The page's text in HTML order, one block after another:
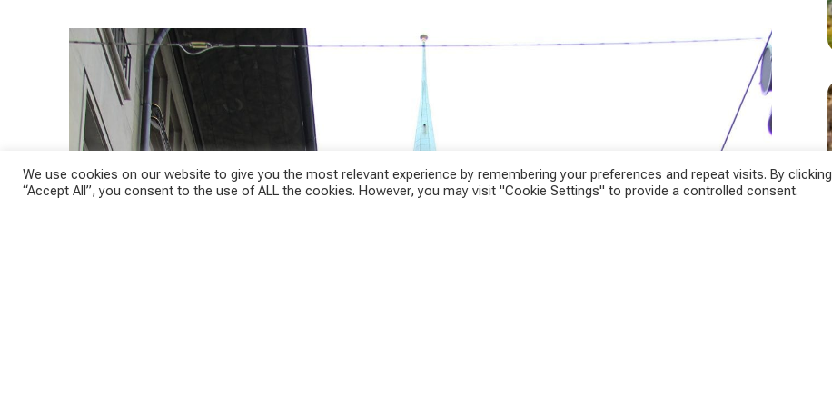
We use cookies on our website to give you the most relevant experience by remembering your preferences and repeat visits. By clicking
“Accept All”, you consent to the use of ALL the cookies. However, you may visit "Cookie Settings" to provide a controlled consent.